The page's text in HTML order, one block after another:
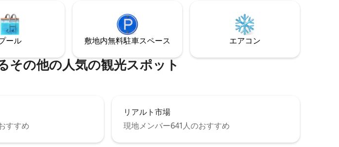
の広いリビングルームがあります。 バス
ルームにはクロムセラピー付きのシャワ
ーが備わっています。 エアコン、Wi-Fi、
暖房。
されています。 玄関から入ると、運河の
景色を楽しめるとても広いリビングエリ
アがあり、そこに座ってワインを楽しみ
ながら水辺に触れることができます。
ール 敷地内無料駐⁠車ス⁠ペ⁠ー⁠ス エアコン
そ⁠の⁠他⁠の人⁠気⁠の観⁠光⁠ス⁠ポ⁠ッ⁠ト
すすめ
リアルト市場
現地メンバー641人のおすすめ